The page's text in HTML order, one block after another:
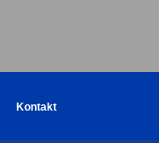
Kontakt